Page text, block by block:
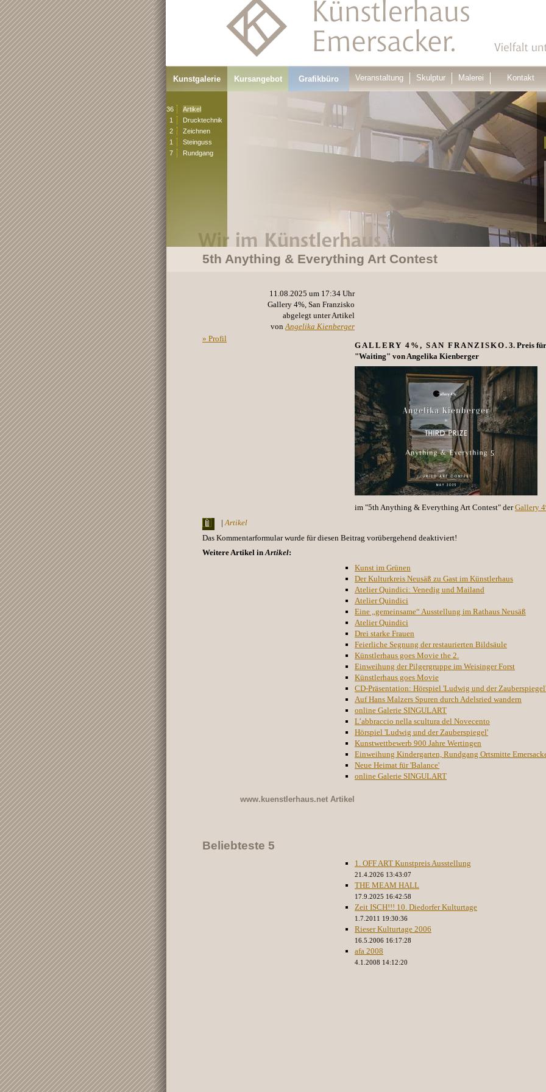
5th Anything & Everything Art Contest
11.08.2025 um 17:34 Uhr
Gallery 4%, San Franzisko
abgelegt unter Artikel
von Angelika Kienberger
» Profil
GALLERY 4%, SAN FRANZISKO. 3. Preis
"Waiting" von Angelika Kienberger
im "5th Anything & Everything Art Contest" derGallery
| Artikel
Das Kommentarformular wurde für diesen Beitrag vorübergehend deaktiviert!
Weitere Artikel inArtikel:
Kunst im Grünen
Der Kulturkreis Neusäß zu Gast im Künstlerhaus
Atelier Quindici: Venedig und Mailand
Atelier Quindici
Eine „gemeinsame“ Ausstellung im Rathaus Neusäß
Atelier Quindici
Drei starke Frauen
Feierliche Segnung der restaurierten Bildsäule
Künstlerhaus goes Movie the 2.
Einweihung der Pilgergruppe im Weisinger Forst
Künstlerhaus goes Movie
CD-Präsentation: Hörspiel 'Ludwig und der Zauberspiegel'
Auf Hans Malzers Spuren durch Adelsried wandern
online Galerie SINGULART
L’abbraccio nella scultura del Novecento
Hörspiel 'Ludwig und der Zauberspiegel'
Kunstwettbewerb 900 Jahre Wertingen
Einweihung Kindergarten, Rundgang Ortsmitte
Neue Heimat für 'Balance'
online Galerie SINGULART
www.kuenstlerhaus.net Artikel
Beliebteste 5
1. OFF ART Kunstpreis Ausstellung
21.4.2026 13:43:07
THE MEAM HALL
17.9.2025 16:42:58
Zeit ISCH!!! 10. Diedorfer Kulturtage
1.7.2011 19:30:36
Rieser Kulturtage 2006
16.5.2006 16:17:28
afa 2008
4.1.2008 14:12:20
Kunstgalerie
36
Artikel
1
Drucktechnik
2
Zeichnen
1
Steinguss
7
Rundgang
Kursangebot Grafikbüro Veranstaltung Skulptur Malerei Kontakt